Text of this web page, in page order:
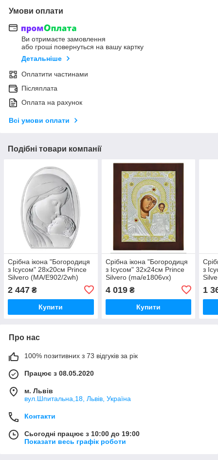
Умови оплати
Ви отримаєте замовлення
або гроші повернуться на вашу картку
Детальніше
Оплатити частинами
Післяплата
Оплата на рахунок
Всі умови оплати
Подібні товари компанії
Срібна ікона "Богородиця
з Ісусом" 28х20см Prince
Silvero (MA/E902/2wh)
2 447 ₴
Купити
Срібна ікона "Богородиця
з Ісусом" 32х24см Prince
Silvero (ma/e1806vx)
4 019₴
Купити
з
1
Про нас
100% позитивних з 73 відгуків за рік
Працює з 08.05.2020
м. Львів
вул.Шпитальна,18, Львів, Україна
Контакти
Сьогодні працює з 10:00 до 19:00
Показати весь графік роботи